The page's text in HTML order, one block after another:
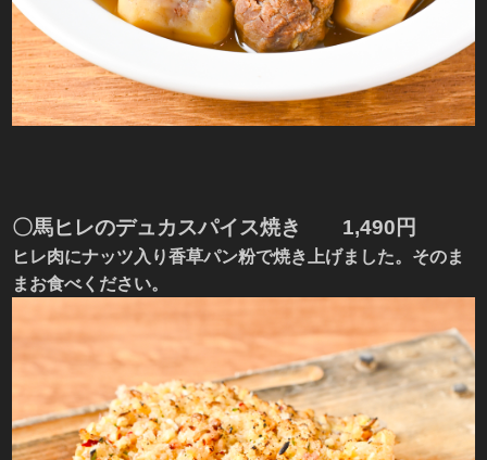
〇馬ヒレのデュカスパイス焼き 1,490円
ヒレ肉にナッツ入り香草パン粉で焼き上げました。そのま
まお食べください。